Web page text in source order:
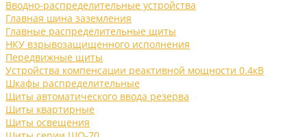
Вводно-распределительные устройства
Главная шина заземления
Главные распределительные щиты
НКУ взрывозащищенного исполнения
Передвижные щиты
Устройства компенсации реактивной мощности 0.4кВ
Шкафы распределительные
Щиты автоматического ввода резерва
Щиты квартирные
Щиты освещения